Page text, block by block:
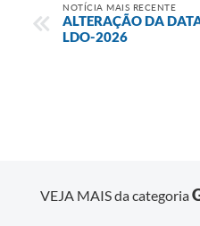
NOTÍCIA MAIS RECENTE
ALTERAÇÃO DA
LDO-2026
VEJA MAIS da categoria